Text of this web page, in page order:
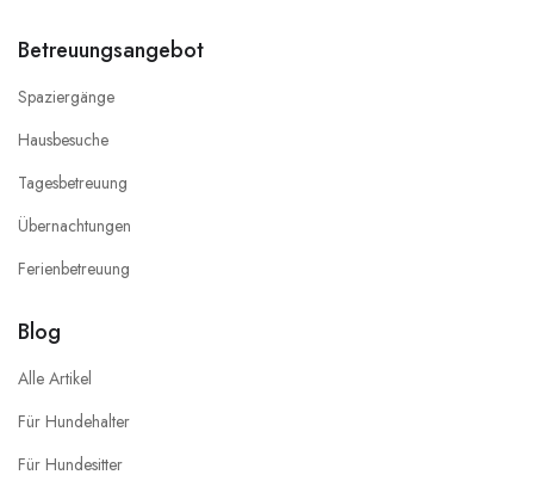
Betreuungsangebot
Spaziergänge
Hausbesuche
Tagesbetreuung
Übernachtungen
Ferienbetreuung
Blog
Alle Artikel
Für Hundehalter
Für Hundesitter